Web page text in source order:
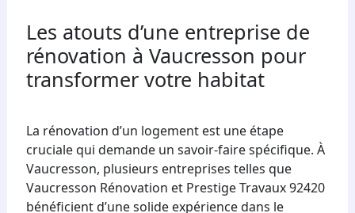
Les atouts d’une entreprise de
rénovation à Vaucresson pour
transformer votre habitat
La rénovation d’un logement est une étape
cruciale qui demande un savoir-faire spécifique. À
Vaucresson, plusieurs entreprises telles que
Vaucresson Rénovation et Prestige Travaux 92420
bénéficient d’une solide expérience dans le